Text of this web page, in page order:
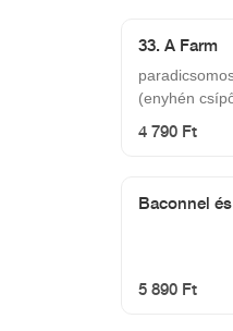
33. A Farm
(enyhén
mozzarella),
4 790 Ft
Baconnel
5 890 Ft